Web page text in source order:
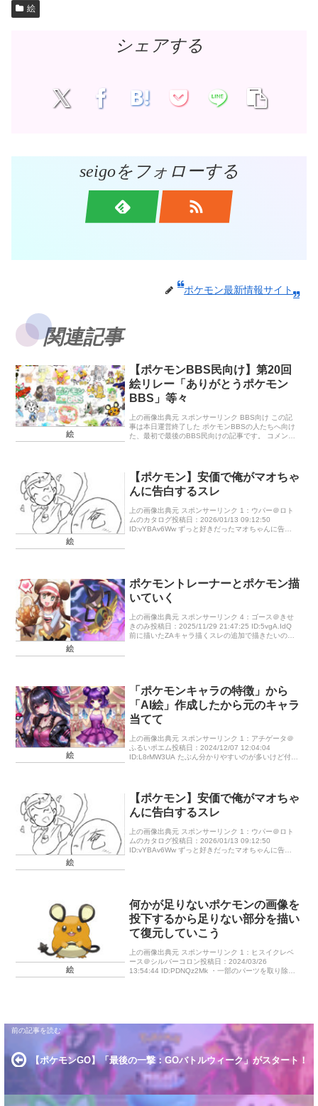
絵
シェアする
seigoをフォローする
ポケモン最新情報サイト
関連記事
絵
【ポケモンBBS民向け】第20回
絵リレー「ありがとうポケモン
BBS」等々
上の画像出典元 スポンサーリンク BBS向け この記
事は本日運営終了した ポケモンBBSの人たちへ向け
た、最初で最後のBBS民向けの記事です。 コメント
絵
【ポケモン】安価で俺がマオちゃ
んに告白するスレ
上の画像出典元 スポンサーリンク 1：ウパー＠ロト
ムのカタログ投稿日：2026/01/13 09:12:50
ID:vYBAv6Ww ずっと好きだったマオちゃんに告白
絵
ポケモントレーナーとポケモン描
いていく
上の画像出典元 スポンサーリンク 4：ゴース＠きせ
きのみ投稿日：2025/11/29 21:47:25 ID:5vgA.IdQ
前に描いたZAキャラ描くスレの追加で描きたいの描
絵
「ポケモンキャラの特徴」から
「AI絵」作成したから元のキャラ
当てて
上の画像出典元 スポンサーリンク 1：アチゲータ＠
ふるいポエム投稿日：2024/12/07 12:04:04
ID:L8rMW3UA たぶん分かりやすいのが多いけど付き
絵
【ポケモン】安価で俺がマオちゃ
んに告白するスレ
上の画像出典元 スポンサーリンク 1：ウパー＠ロト
ムのカタログ投稿日：2026/01/13 09:12:50
ID:vYBAv6Ww ずっと好きだったマオちゃんに告白
絵
何かが足りないポケモンの画像を
投下するから足りない部分を描い
て復元していこう
上の画像出典元 スポンサーリンク 1：ヒスイクレベ
ース＠シルバーコロン投稿日：2024/03/26
13:54:44 ID:PDNQz2Mk ・一部のパーツを取り除い
【ポケモンGO】「最後の一撃：GOバトルウィーク」がスタート！